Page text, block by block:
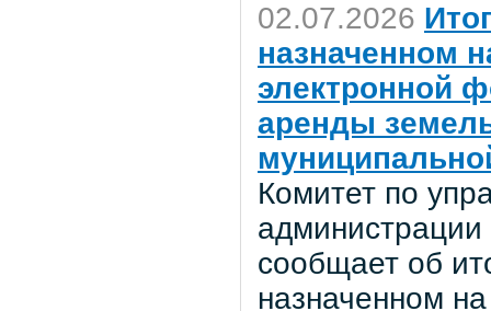
02.07.2026
назначенном
электронной
аренды
Комитет по
администрации
сообщает об
назначенном